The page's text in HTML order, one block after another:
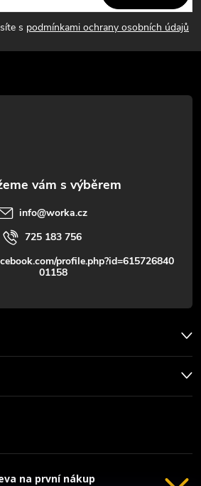
s podmínkami ochrany osobních údajů
info@worka.cz
725 183 756
profile.php?id=615726840
01158
na první nákup